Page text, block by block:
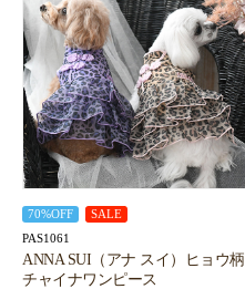
70%OFF SALE
PAS1061
ANNA SUI（アナ スイ）ヒョウ柄
チャイナワンピース